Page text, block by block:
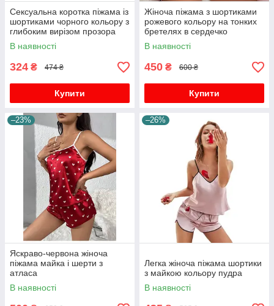
Сексуальна коротка піжама із
шортиками чорного кольору з
глибоким вирізом прозора
В наявності
324 ₴ 474 ₴
Купити
Жіноча піжама з шортиками
рожевого кольору на тонких
бретелях в сердечко
В наявності
450 ₴ 600 ₴
Купити
–23%
Яскраво-червона жіноча
піжама майка і шерти з
атласа
В наявності
–26%
Легка жіноча піжама шортики
з майкою кольору пудра
В наявності